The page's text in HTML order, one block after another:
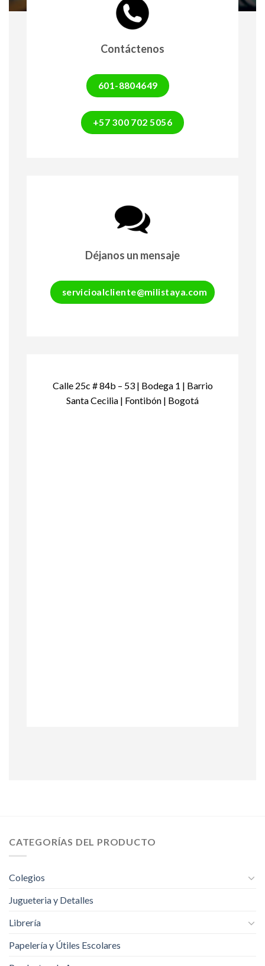
Contáctenos
601-8804649
+57 300 702 5056
Déjanos un mensaje
servicioalcliente@milistaya.com
Calle 25c # 84b – 53 | Bodega 1 | Barrio
Santa Cecilia | Fontibón | Bogotá
CATEGORÍAS DEL PRODUCTO
Colegios
Jugueteria y Detalles
Librería
Papelería y Útiles Escolares